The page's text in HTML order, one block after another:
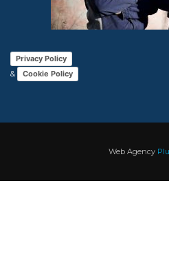
Privacy Policy
&
Cookie Policy
Web Agency